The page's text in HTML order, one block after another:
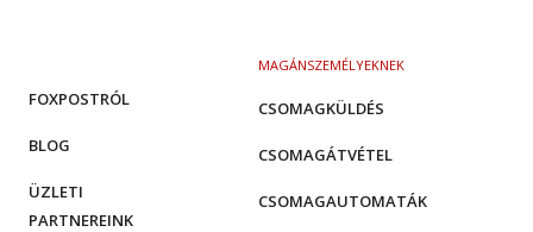
MAGÁNSZEMÉLYEKNEK
CSOMAGKÜLDÉS
CSOMAGÁTVÉTEL
CSOMAGAUTOMATÁK
FOXPOSTRÓL
BLOG
ÜZLETI
PARTNEREINK